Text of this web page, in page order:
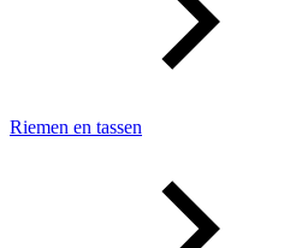
Riemen en tassen